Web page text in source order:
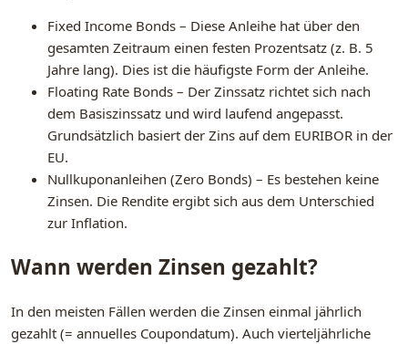
Fixed Income Bonds – Diese Anleihe hat über den
gesamten Zeitraum einen festen Prozentsatz (z. B. 5
Jahre lang). Dies ist die häufigste Form der Anleihe.
Floating Rate Bonds – Der Zinssatz richtet sich nach
dem Basiszinssatz und wird laufend angepasst.
Grundsätzlich basiert der Zins auf dem EURIBOR in der
EU.
Nullkuponanleihen (Zero Bonds) – Es bestehen keine
Zinsen. Die Rendite ergibt sich aus dem Unterschied
zur Inflation.
Wann werden Zinsen gezahlt?
In den meisten Fällen werden die Zinsen einmal jährlich
gezahlt (= annuelles Coupondatum). Auch vierteljährliche